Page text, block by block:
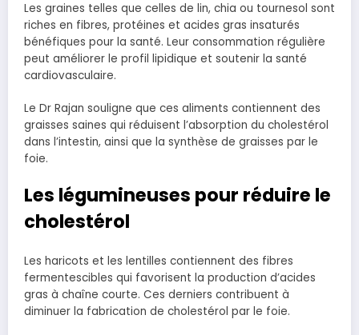
Les graines telles que celles de lin, chia ou tournesol sont
riches en fibres, protéines et acides gras insaturés
bénéfiques pour la santé. Leur consommation régulière
peut améliorer le profil lipidique et soutenir la santé
cardiovasculaire.
Le Dr Rajan souligne que ces aliments contiennent des
graisses saines qui réduisent l’absorption du cholestérol
dans l’intestin, ainsi que la synthèse de graisses par le
foie.
Les légumineuses pour réduire le
cholestérol
Les haricots et les lentilles contiennent des fibres
fermentescibles qui favorisent la production d’acides
gras à chaîne courte. Ces derniers contribuent à
diminuer la fabrication de cholestérol par le foie.